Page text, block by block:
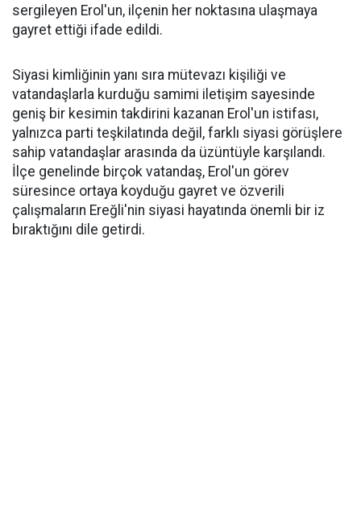
sergileyen Erol'un, ilçenin her noktasına ulaşmaya
gayret ettiği ifade edildi.
Siyasi kimliğinin yanı sıra mütevazı kişiliği ve
vatandaşlarla kurduğu samimi iletişim sayesinde
geniş bir kesimin takdirini kazanan Erol'un istifası,
yalnızca parti teşkilatında değil, farklı siyasi görüşlere
sahip vatandaşlar arasında da üzüntüyle karşılandı.
İlçe genelinde birçok vatandaş, Erol'un görev
süresince ortaya koyduğu gayret ve özverili
çalışmaların Ereğli'nin siyasi hayatında önemli bir iz
bıraktığını dile getirdi.